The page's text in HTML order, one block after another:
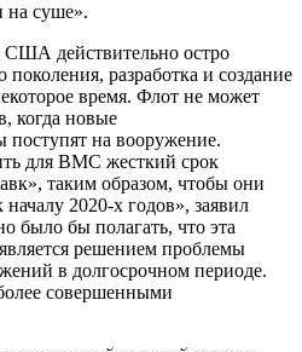
на суше».
действительно остро
разработка и создание
время. Флот не может
когда новые
поступят на вооружение.
для ВМС жесткий срок
таким образом, чтобы они
2020-х годов», заявил
было бы полагать, что эта
решением проблемы
в долгосрочном периоде.
совершенными